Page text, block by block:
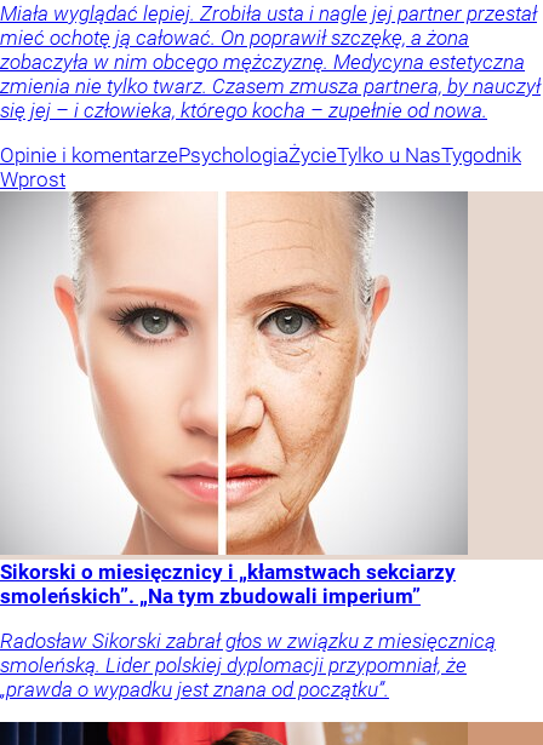
Miała wyglądać lepiej. Zrobiła usta i nagle jej partner przestał
mieć ochotę ją całować. On poprawił szczękę, a żona
zobaczyła w nim obcego mężczyznę. Medycyna estetyczna
zmienia nie tylko twarz. Czasem zmusza partnera, by nauczył
się jej – i człowieka, którego kocha – zupełnie od nowa.
Opinie i komentarzePsychologiaŻycieTylko u NasTygodnik
Wprost
Sikorski o miesięcznicy i „kłamstwach sekciarzy
smoleńskich”. „Na tym zbudowali imperium”
Radosław Sikorski zabrał głos w związku z miesięcznicą
smoleńską. Lider polskiej dyplomacji przypomniał, że
„prawda o wypadku jest znana od początku”.